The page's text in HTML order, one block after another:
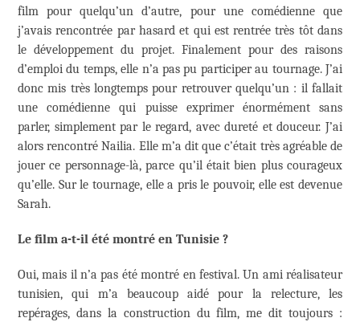
film pour quelqu’un d’autre, pour une comédienne que
j’avais rencontrée par hasard et qui est rentrée très tôt dans
le développement du projet. Finalement pour des raisons
d’emploi du temps, elle n’a pas pu participer au tournage. J’ai
donc mis très longtemps pour retrouver quelqu’un : il fallait
une comédienne qui puisse exprimer énormément sans
parler, simplement par le regard, avec dureté et douceur. J’ai
alors rencontré Nailia. Elle m’a dit que c’était très agréable de
jouer ce personnage-là, parce qu’il était bien plus courageux
qu’elle. Sur le tournage, elle a pris le pouvoir, elle est devenue
Sarah.
Le film a-t-il été montré en Tunisie ?
Oui, mais il n’a pas été montré en festival. Un ami réalisateur
tunisien, qui m’a beaucoup aidé pour la relecture, les
repérages, dans la construction du film, me dit toujours :